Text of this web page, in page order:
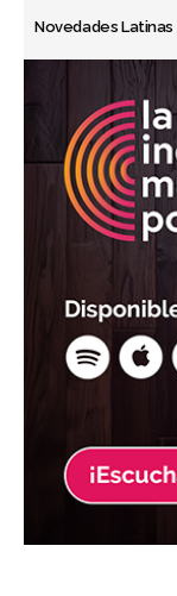
Novedades Latinas